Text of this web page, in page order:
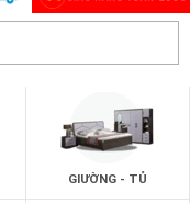
GIƯỜNG - TỦ